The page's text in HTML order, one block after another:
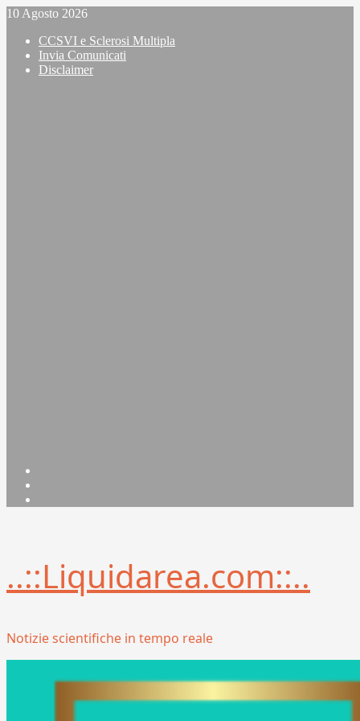
Vai
contenuto
10 Agosto 2026
CCSVI e Sclerosi Multipla
Invia Comunicati
Disclaimer
..::Liquidarea.com::..
Notizie scientifiche in tempo reale